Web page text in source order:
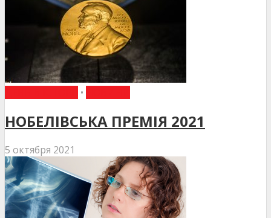
•
НОБЕЛІВСЬКА ПРЕМІЯ 2021
5 октября 2021